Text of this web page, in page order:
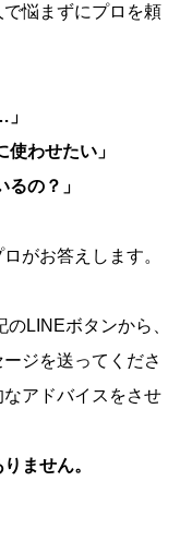
悩まずにプロを頼
使わせたい」
るの？」
がお答えします。
のLINEボタンから、
ジを送ってくださ
アドバイスをさせ
ません。